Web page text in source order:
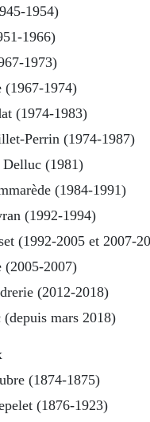
1954)
1966)
1973)
(1967-1974)
(1974-1983)
Perrin (1974-1987)
(1981)
(1984-1991)
(1992-1994)
(1992-2005 et 2007-
(2005-2007)
(2012-2018)
mars 2018)
(1874-1875)
(1876-1923)